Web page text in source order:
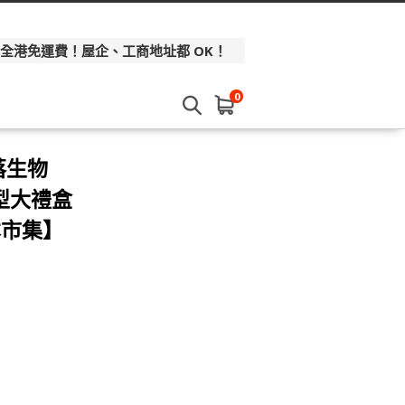
港免運費！屋企、工商地址都 OK！
0
物
大禮盒
集】